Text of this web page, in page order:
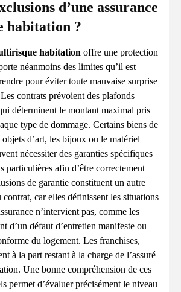
d’une assurance
habitation ?
habitation offre une protection
néanmoins des limites qu’il est
pour éviter toute mauvaise surprise
contrats prévoient des plafonds
déterminent le montant maximal pris
type de dommage. Certains biens de
d’art, les bijoux ou le matériel
nécessiter des garanties spécifiques
particulières afin d’être correctement
de garantie constituent un autre
contrat, car elles définissent les situations
n’intervient pas, comme les
d’un défaut d’entretien manifeste ou
du logement. Les franchises,
à la part restant à la charge de l’assuré
Une bonne compréhension de ces
permet d’évaluer précisément le niveau